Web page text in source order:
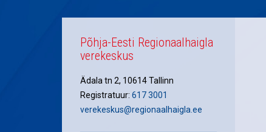
Põhja-Eesti Regionaalhaigla
verekeskus
Ädala tn 2, 10614 Tallinn
Registratuur: 617 3001
verekeskus@regionaalhaigla.ee